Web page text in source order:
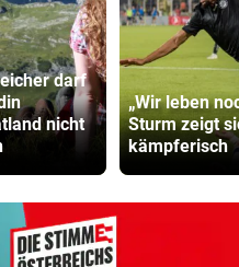
darf
nicht
„Wir leben
Sturm zeigt
kämpferisch